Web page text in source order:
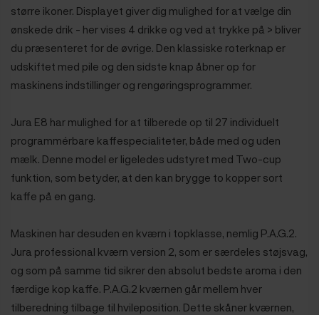
større ikoner. Displayet giver dig mulighed for at vælge din
ønskede drik - her vises 4 drikke og ved at trykke på > bliver
du præsenteret for de øvrige. Den klassiske roterknap er
udskiftet med pile og den sidste knap åbner op for
maskinens indstillinger og rengøringsprogrammer.
Jura E8 har mulighed for at tilberede op til 27 individuelt
programmérbare kaffespecialiteter, både med og uden
mælk. Denne model er ligeledes udstyret med Two-cup
funktion, som betyder, at den kan brygge to kopper sort
kaffe på en gang.
Maskinen har desuden en kværn i topklasse, nemlig P.A.G.2.
Jura professional kværn version 2, som er særdeles støjsvag,
og som på samme tid sikrer den absolut bedste aroma i den
færdige kop kaffe. P.A.G.2 kværnen går mellem hver
tilberedning tilbage til hvileposition. Dette skåner kværnen,